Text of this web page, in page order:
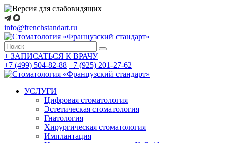
info@frenchstandart.ru
+ ЗАПИСАТЬСЯ К ВРАЧУ
+7 (499) 504-82-88 +7 (925) 201-27-62
УСЛУГИ
Цифровая стоматология
Эстетическая стоматология
Гнатология
Хирургическая стоматология
Имплантация